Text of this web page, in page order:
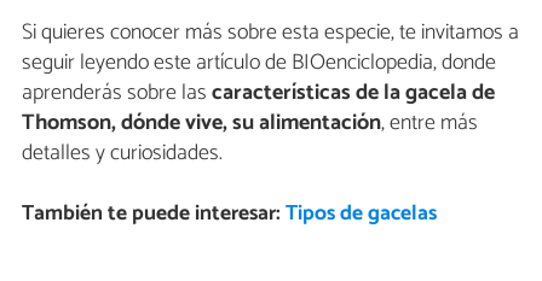
Si quieres conocer más sobre esta especie, te invitamos a
seguir leyendo este artículo de BIOenciclopedia, donde
aprenderás sobre lascaracterísticas de la gacela de
Thomson, dónde vive, su alimentación, entre más
detalles y curiosidades.
También te puede interesar:Tipos de gacelas